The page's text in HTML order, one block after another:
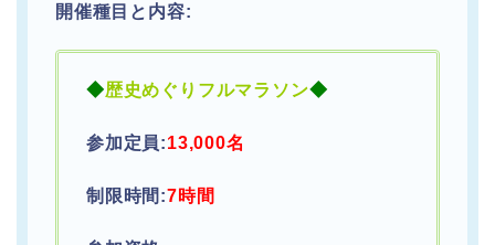
開催種目と内容:
◆歴史めぐりフルマラソン◆
参加定員:13,000名
制限時間:7時間